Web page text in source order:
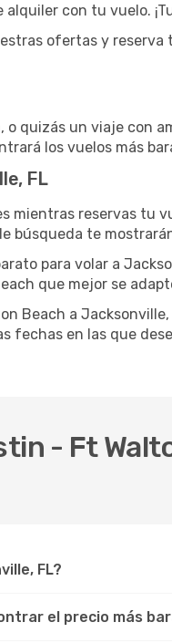
con tu vuelo.
ofertas y reserva
quizás un viaje con
los vuelos más
FL
mientras reservas tu
búsqueda te
para volar a
que mejor se
Beach a
fechas en las que
- Ft
FL?
el precio más